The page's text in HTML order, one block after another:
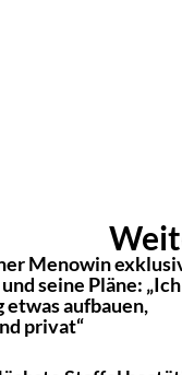
Menowin
seine Pläne: „Ich
aufbauen,
privat“